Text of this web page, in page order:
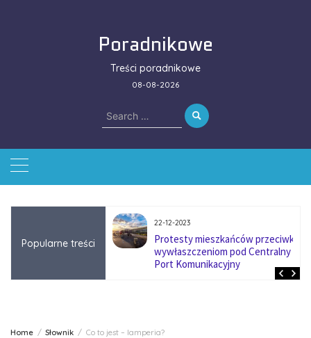
Poradnikowe
Treści poradnikowe
08-08-2026
Search
for:
Popularne treści
się na zmianę
w firmach
22-12-2023
Protesty mieszkańców przeciwko
wywłaszczeniom pod Centralny
Port Komunikacyjny
Home Słownik Co to jest – lamperia?